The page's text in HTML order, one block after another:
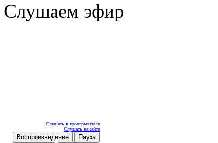
Слушаем эфир
Слушать в проигрывателе
Слушать на сайте
Воспроизведение
Пауза